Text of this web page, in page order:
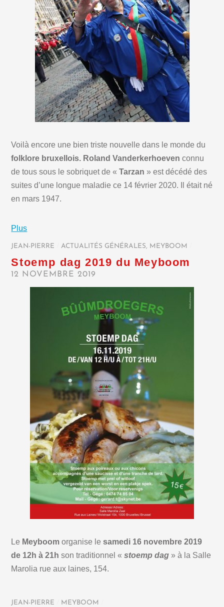
Voilà encore une bien triste nouvelle dans le monde du
folklore bruxellois. Roland Vanderkerhoeven connu
de tous sous le sobriquet de «Tarzan » est décédé des
suites d’une longue maladie ce 14 février 2020. Il était né
en mars 1947.
Plus
JEAN-PIERRE ACTUALITÉS GÉNÉRALES, MEYBOOM
Stoemp dag 2019 du Meyboom
12 NOVEMBRE 2019
Le Meyboom organise le samedi 16 novembre 2019
de 12h à 21h son traditionnel «stoemp dag » à la Salle
Marolia rue aux laines, 154.
JEAN-PIERRE MEYBOOM